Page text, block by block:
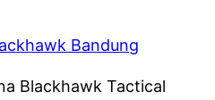
Blackhawk Tactical